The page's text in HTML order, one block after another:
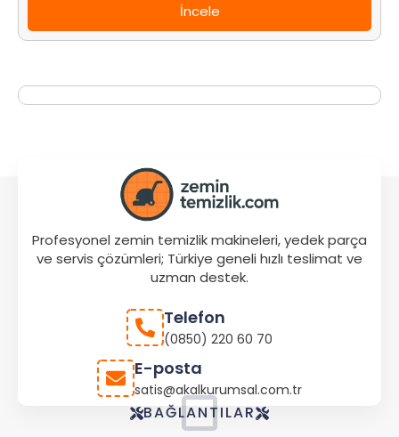
İncele
Profesyonel zemin temizlik makineleri, yedek parça
ve servis çözümleri; Türkiye geneli hızlı teslimat ve
uzman destek.
Telefon
(0850) 220 60 70
E-posta
satis@akalkurumsal.com.tr
BAĞLANTILAR
Store
Location